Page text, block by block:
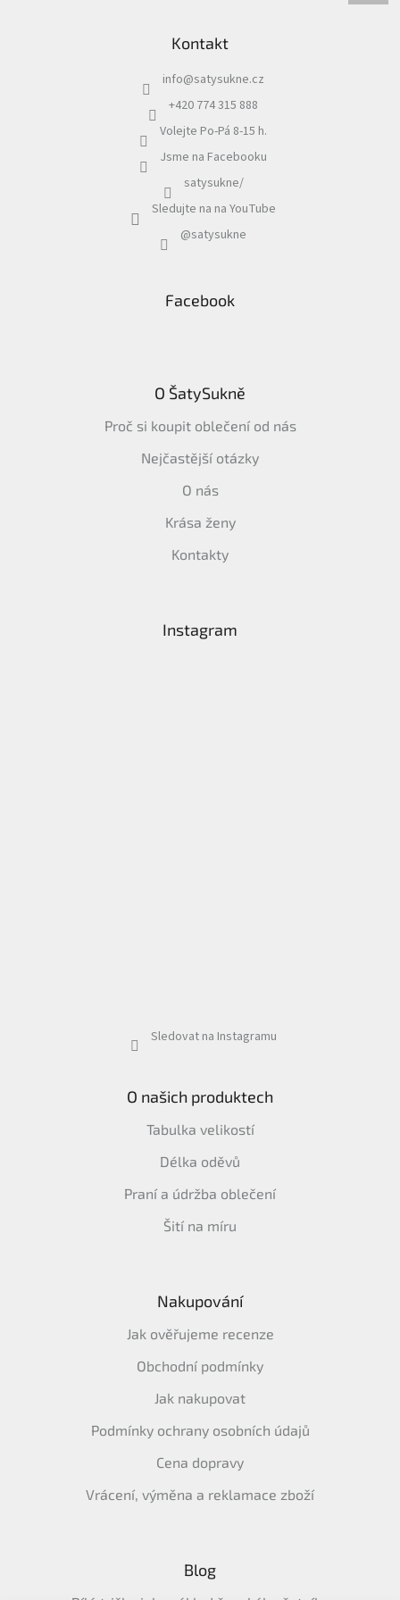
Kontakt
info@satysukne.cz
+420 774 315 888
Volejte Po-Pá 8-15 h.
Jsme na Facebooku
satysukne/
Sledujte na na YouTube
@satysukne
Facebook
O ŠatySukně
Proč si koupit oblečení od nás
Nejčastější otázky
O nás
Krása ženy
Kontakty
Instagram
Sledovat na Instagramu
O našich produktech
Tabulka velikostí
Délka oděvů
Praní a údržba oblečení
Šití na míru
Nakupování
Jak ověřujeme recenze
Obchodní podmínky
Jak nakupovat
Podmínky ochrany osobních údajů
Cena dopravy
Vrácení, výměna a reklamace zboží
Blog